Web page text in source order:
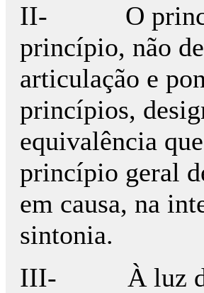
II- O princípio
princípio, não
articulação e
princípios,
equivalência
princípio geral
em causa, na
sintonia.
III- À luz